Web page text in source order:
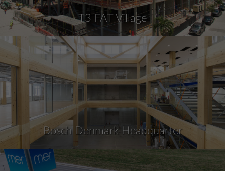
T3 FAT Village
Bosch Denmark Headquarter